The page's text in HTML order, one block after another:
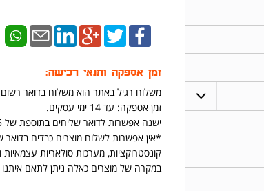
זמן אספקה ותנאי רכישה:
משלוח רגיל באתר הוא משלוח בדואר
זמן אספקה: עד 14 ימי עסקים.
ישנה אפשרות לדואר שליחים בתוספת של 35 שח למוצר* (בנוסף לדמי המשלוח הרגילים ) (יש אפשרות להוסיף בתהליך הקניה באתר)
קונסטרוקציות, מערכות סולאריות עצמאיות
במקרה של מוצרים כאלה ניתן לתאם איתנו